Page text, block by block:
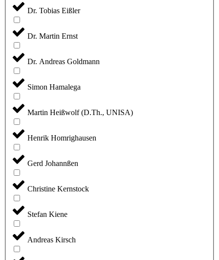
Dr. Tobias Eißler
Dr. Martin Ernst
Dr. Andreas Goldmann
Simon Hamalega
Martin Heißwolf (D.Th., UNISA)
Henrik Homrighausen
Gerd Johannßen
Christine Kernstock
Stefan Kiene
Andreas Kirsch